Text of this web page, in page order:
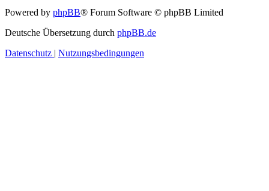
Powered by phpBB® Forum Software © phpBB Limited
Deutsche Übersetzung durch phpBB.de
Datenschutz | Nutzungsbedingungen